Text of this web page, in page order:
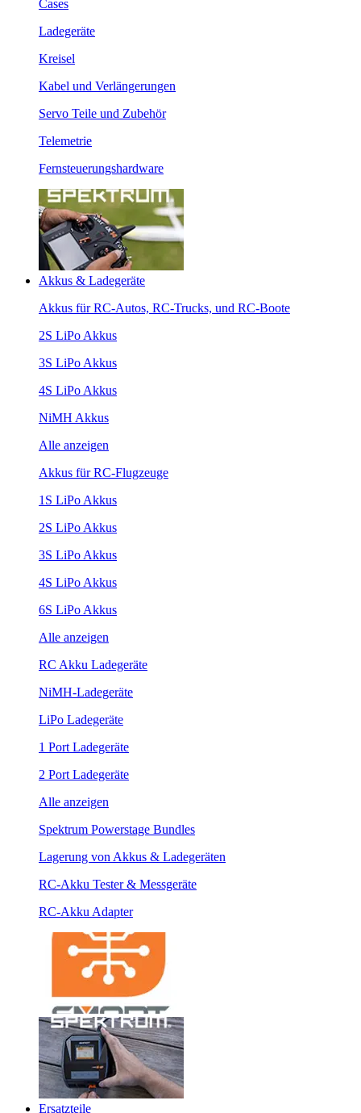
Cases
Ladegeräte
Kreisel
Kabel und Verlängerungen
Servo Teile und Zubehör
Telemetrie
Fernsteuerungshardware
Akkus & Ladegeräte
Akkus für RC-Autos, RC-Trucks, und RC-Boote
2S LiPo Akkus
3S LiPo Akkus
4S LiPo Akkus
NiMH Akkus
Alle anzeigen
Akkus für RC-Flugzeuge
1S LiPo Akkus
2S LiPo Akkus
3S LiPo Akkus
4S LiPo Akkus
6S LiPo Akkus
Alle anzeigen
RC Akku Ladegeräte
NiMH-Ladegeräte
LiPo Ladegeräte
1 Port Ladegeräte
2 Port Ladegeräte
Alle anzeigen
Spektrum Powerstage Bundles
Lagerung von Akkus & Ladegeräten
RC-Akku Tester & Messgeräte
RC-Akku Adapter
Ersatzteile